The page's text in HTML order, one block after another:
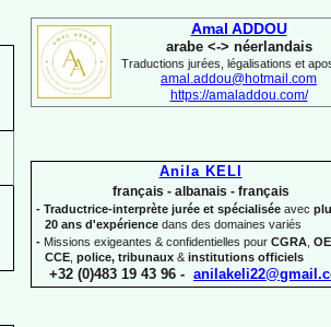
Amal ADDOU
arabe <-> néerlandais
Traductions jurées, légalisations et
amal.addou@hotmail.com
https://amaladdou.com/
Anila KELI
français -albanais -français
- Traductrice-interprète jurée et spécialisée avec
20 ans d'expérience dans des domaines variés
- Missions exigeantes & confidentielles pour CGRA OE
CCE police, tribunaux & institutions officiels
+32 (0)483 19 43 96 -